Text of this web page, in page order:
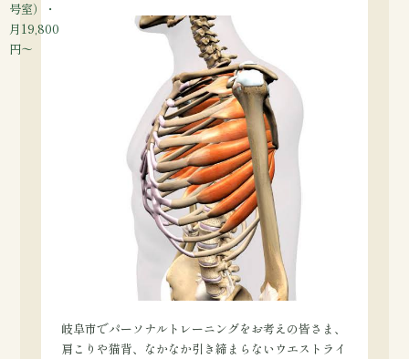
岐阜市でパーソナルトレーニングをお考えの皆さま、
肩こりや猫背、なかなか引き締まらないウエストライ